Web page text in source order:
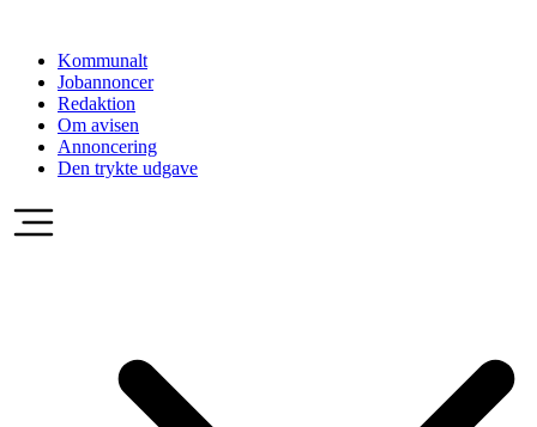
indholdKommunalt
Jobannoncer
Redaktion
Om avisen
Annoncering
Den trykte udgave